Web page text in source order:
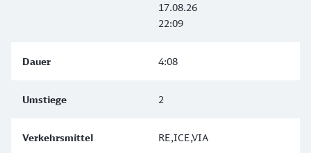
17.08.26
22:09
4:08
2
RE,ICE,VIA